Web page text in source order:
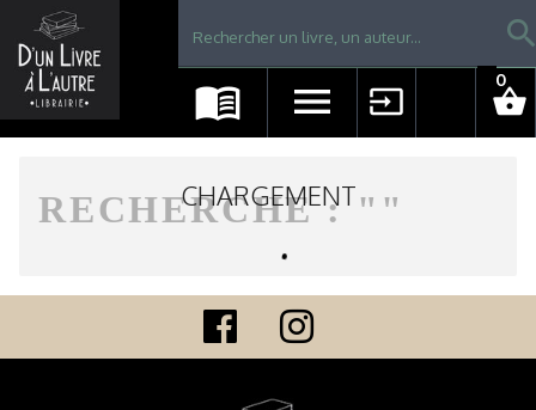
Librairie D'un livre à l'autre - Avranches
menu_book menu input shopping_basket
0
RECHERCHE : " "
CHARGEMENT